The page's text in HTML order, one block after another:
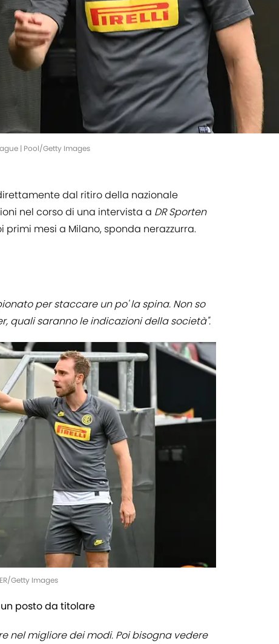
| Pool/Getty Images
dal ritiro della nazionale
nel corso di una intervista a DR Sporten
primi mesi a Milano, sponda nerazzurra.
per staccare un po' la spina. Non so
quali saranno le indicazioni della società".
Getty Images
posto da titolare
nel migliore dei modi. Poi bisogna vedere